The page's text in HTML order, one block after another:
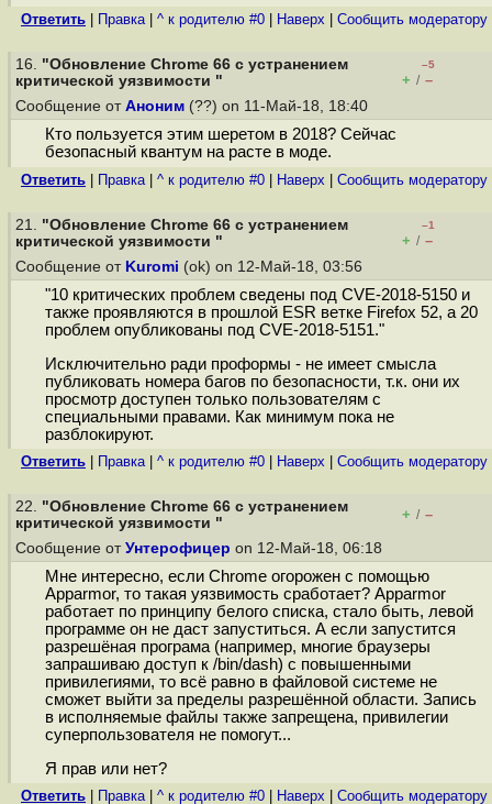
Ответить Правка| ^ к родителю #0 Наверх Cообщить модератору
16. "Обновление Chrome 66 с устранением
критической уязвимости "
–5
+ / –
Сообщение от Аноним (??) on 11-Май-18, 18:40
Кто пользуется этим шеретом в 2018? Сейчас
безопасный квантум на расте в моде.
Ответить Правка| ^ к родителю #0 Наверх Cообщить модератору
21. "Обновление Chrome 66 с устранением
критической уязвимости "
–1
+ / –
Сообщение от Kuromi (ok) on 12-Май-18, 03:56
"10 критических проблем сведены под CVE-2018-5150 и
также проявляются в прошлой ESR ветке Firefox 52, а 20
проблем опубликованы под CVE-2018-5151."
Исключительно ради проформы - не имеет смысла
публиковать номера багов по безопасности, т.к. они их
просмотр доступен только пользователям с
специальными правами. Как минимум пока не
разблокируют.
Ответить Правка| ^ к родителю #0 Наверх Cообщить модератору
22. "Обновление Chrome 66 с устранением
критической уязвимости "
+ / –
Сообщение от Унтерофицер on 12-Май-18, 06:18
Мне интересно, если Chrome огорожен с помощью
Apparmor, то такая уязвимость сработает? Apparmor
работает по принципу белого списка, стало быть, левой
программе он не даст запуститься. А если запустится
разрешёная програма (например, многие браузеры
запрашиваю доступ к /bin/dash) с повышенными
привилегиями, то всё равно в файловой системе не
сможет выйти за пределы разрешённой области. Запись
в исполняемые файлы также запрещена, привилегии
суперпользователя не помогут...
Я прав или нет?
Ответить Правка| ^ к родителю #0 Наверх Cообщить модератору